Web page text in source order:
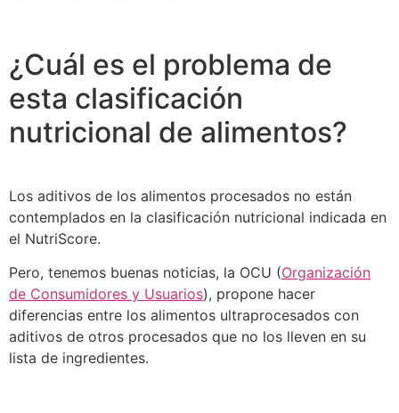
¿Cuál es el problema de
esta clasificación
nutricional de alimentos?
Los aditivos de los alimentos procesados no están
contemplados en la clasificación nutricional indicada en
el NutriScore.
Pero, tenemos buenas noticias, la OCU (Organización
de Consumidores y Usuarios), propone hacer
diferencias entre los alimentos ultraprocesados con
aditivos de otros procesados que no los lleven en su
lista de ingredientes.